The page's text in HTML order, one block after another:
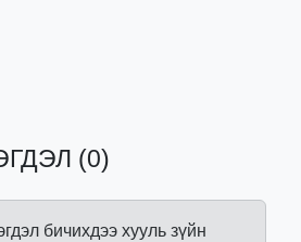
(0)
бичихдээ хууль зүйн